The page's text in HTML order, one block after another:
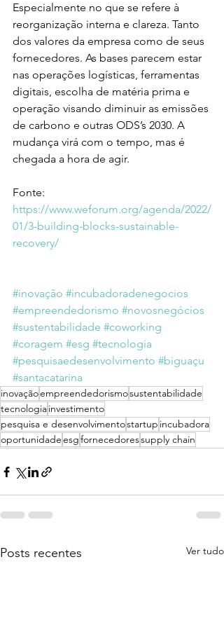
Especialmente no que se refere à
reorganização interna e clareza. Tanto
dos valores da empresa como de seus
fornecedores. As bases parecem estar
nas operações logísticas, ferramentas
digitais, escolha de matéria prima e
operação visando diminuir as emissões
de carbono e outras ODS’s 2030. A
mudança virá com o tempo, mas é
chegada a hora de agir.
Fonte:
https://www.weforum.org/agenda/2022/
01/3-building-blocks-sustainable-
recovery/
#inovação #incubadoradenegocios
#empreendedorismo #novosnegócios
#sustentabilidade #coworking
#coragem #esg #tecnologia
#pesquisaedesenvolvimento #biguaçu
#santacatarina
inovaçãoempreendedorismosustentabilidade
tecnologiainvestimento
pesquisa e desenvolvimentostartup incubadora
oportunidadeesgfornecedoressupply chain
Posts recentes Ver tudo